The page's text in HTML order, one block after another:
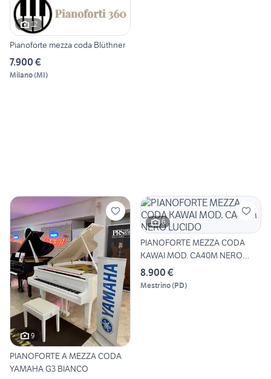
12
Pianoforte mezza coda Blüthner
7.900 €
Milano(MI)
9
PIANOFORTE A MEZZA CODA
YAMAHA G3 BIANCO
6
PIANOFORTE MEZZA CODA
KAWAI MOD. CA40M NERO
LUCIDO
8.900 €
Mestrino(PD)